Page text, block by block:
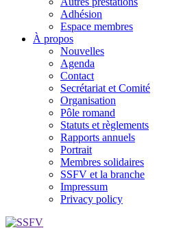
Adhésion
Espace membres
À propos
Nouvelles
Agenda
Contact
Secrétariat et Comité
Organisation
Pôle romand
Statuts et règlements
Rapports annuels
Portrait
Membres solidaires
SSFV et la branche
Impressum
Privacy policy